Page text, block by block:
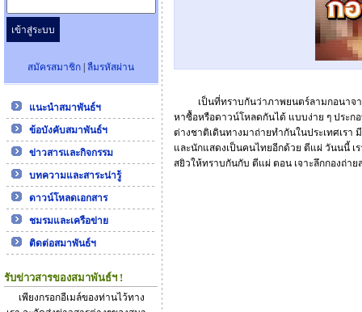
สมัครสมาชิก |ลืมรหัสผ่าน
แนะนำสมาพันธ์ฯ
ข้อบังคับสมาพันธ์ฯ
ข่าวสารและกิจกรรม
บทความและสาระน่ารู้
ดาวน์โหลดเอกสาร
ชมรมและเครือข่าย
ติดต่อสมาพันธ์ฯ
รับข่าวสารของสมาพันธ์ฯ !
เพียงกรอกอีเมล์ของท่านไว้ทาง
เป็นที่ทราบกันว่าภาพยนตร์ลามกอนาจ
หาซื้อหรือดาวน์โหลดกันได้ แบบง่าย ๆ ประ
ต่างชาติเดินทางมาถ่ายทำกันในประเทศเร
และนักแสดงเป็นคนไทยอีกด้วย ตีแผ่ วันนนี้ เร
สยิวให้ทราบกันกับ ตีแผ่ ตอน เจาะลึกกองถ่าย